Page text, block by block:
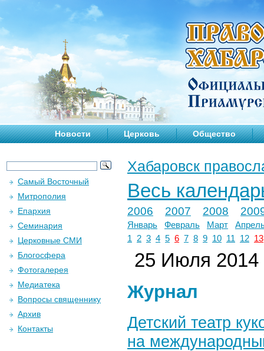
Новости Церковь Общество
Хабаровск
Весь
2006 2007 2008
Январь Февраль Март
1
2 3 4 5 6 7 8 9 10 11 12 13
25 Июля 2014
Журнал
Детский театр
на
Самый Восточный
Митрополия
Епархия
Семинария
Церковные СМИ
Блогосфера
Фотогалерея
Медиатека
Вопросы священнику
Архив
Контакты